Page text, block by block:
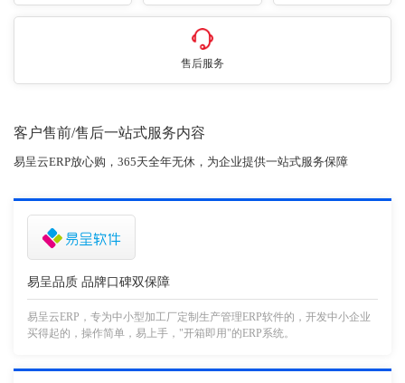
售后服务
客户售前/售后一站式服务内容
易呈云ERP放心购，365天全年无休，为企业提供一站式服务保障
易呈品质 品牌口碑双保障
易呈云ERP，专为中小型加工厂定制生产管理ERP软件的，开发中小企业
买得起的，操作简单，易上手，"开箱即用"的ERP系统。